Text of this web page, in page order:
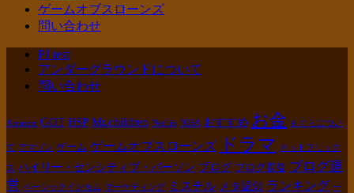
ゲームオブスローンズ
問い合わせ
PJ test
アンダーグラウンドについて
問い合わせ
Amazon GOT HSP Mr.children Netflix NISA おすすめ お金 もぐらについ
て アマゾン ゲーム ゲームオブスローンズ ドラマ ネットフリック
ス ハイリー・センシティブ・パーソン ブログ ブログ収益 ブログ運
営 ベーシックインカム マーケティング ミスチル メタ認知 ランキング 一